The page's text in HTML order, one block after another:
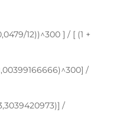
12))^300 ] / [ (1 +
/
/